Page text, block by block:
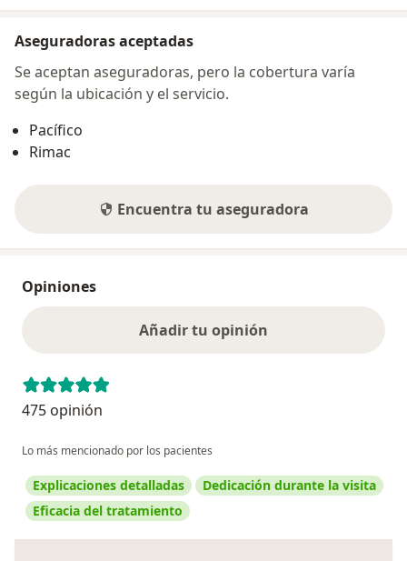
Aseguradoras aceptadas
Se aceptan aseguradoras, pero la cobertura varía
según la ubicación y el servicio.
Pacífico
Rimac
Encuentra tu aseguradora
Opiniones
Añadir tu opinión
475 opinión
Lo más mencionado por los pacientes
Explicaciones detalladas
Dedicación durante la visita
Eficacia del tratamiento